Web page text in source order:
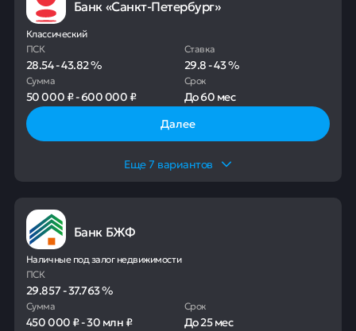
Банк «Санкт-Петербург»
Классический
ПСК
28.54-43.82%
Ставка
29.8-43%
Сумма
50 000 ₽-600 000 ₽
Срок
До60 мес
Далее
Еще7 вариантов
Банк БЖФ
Наличные под залог недвижимости
ПСК
29.857-37.763%
Сумма
450 000 ₽-30 млн ₽
Срок
До25 мес